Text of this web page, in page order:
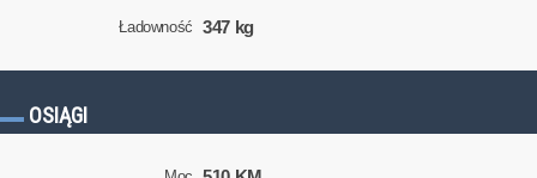
Ładowność 347 kg
OSIĄGI